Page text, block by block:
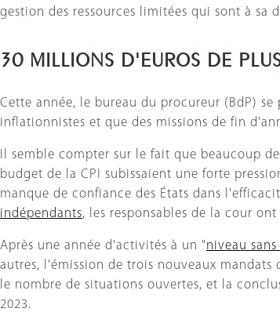
gestion des ressources limitées qui sont à sa
30 MILLIONS D'EUROS DE PLUS
Cette année, le bureau du procureur (BdP)
inflationnistes et que des missions de fin
Il semble compter sur le fait que beaucoup
budget de la CPI subissaient une forte
manque de confiance des États dans
indépendants, les responsables de la cour ont
Après une année d'activités à un "niveau
autres, l'émission de trois nouveaux
le nombre de situations ouvertes, et la
2023.